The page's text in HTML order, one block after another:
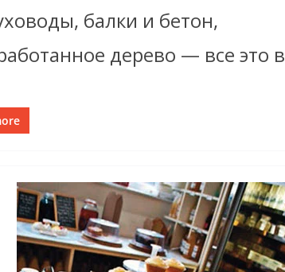
балки и бетон,
дерево — все это в